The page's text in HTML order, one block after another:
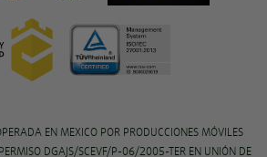
EN MEXICO POR PRODUCCIONES MÓVILES
DGAJS/SCEVF/P-06/2005-TER EN UNIÓN DE